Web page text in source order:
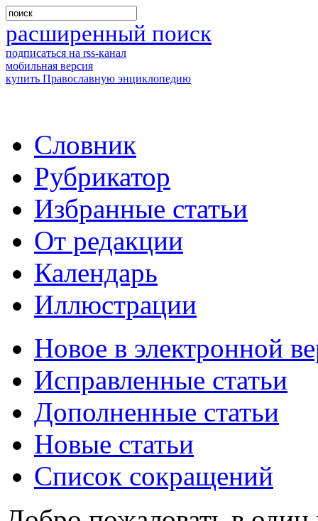
расширенный поиск
подписаться на rss-канал
мобильная версия
купить Православную энциклопедию
Словник
Рубрикатор
Избранные статьи
От редакции
Календарь
Иллюстрации
Новое в электронной
Исправленные статьи
Дополненные статьи
Новые статьи
Список сокращений